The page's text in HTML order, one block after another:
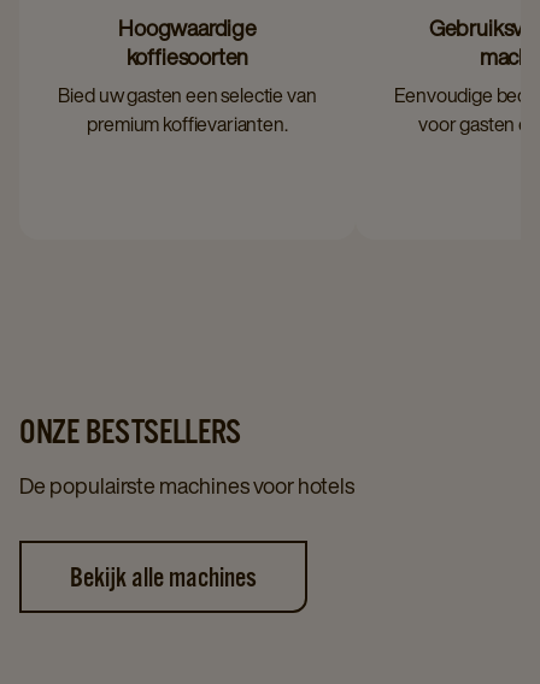
Hoogwaardige
koffiesoorten
Bied uw gasten een selectie van
premium koffievarianten.
Eenvoudige
voor gasten
ONZE BESTSELLERS
De populairste machines voor hotels
Bekijk alle machines